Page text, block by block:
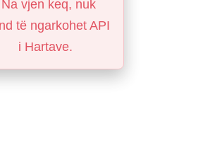
vjen keq, nuk
të ngarkohet API
i Hartave.